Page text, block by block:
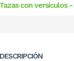
Tazas con versículos-
DESCRIPCIÓN